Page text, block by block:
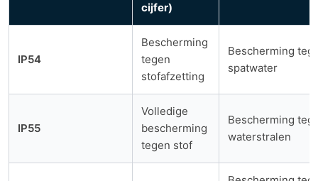
cijfer)
IP54
Bescherming
tegen
stofafzetting
Bescherming
spatwater
IP55
Volledige
bescherming
tegen stof
Bescherming
waterstralen